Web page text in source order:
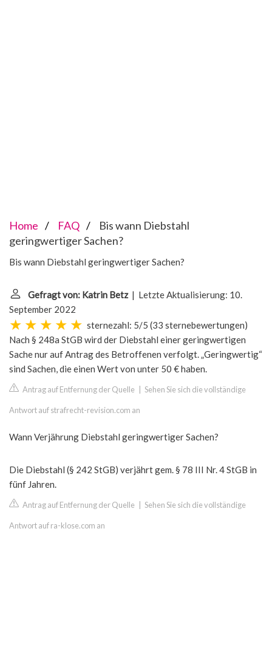
Home FAQ
Bis wann Diebstahl
geringwertiger Sachen?
Bis wann Diebstahl geringwertiger Sachen?
Gefragt von: Katrin Betz| Letzte Aktualisierung: 10.
September 2022
sternezahl: 5/5 (33 sternebewertungen)
Nach § 248a StGB wird der Diebstahl einer geringwertigen
Sache nur auf Antrag des Betroffenen verfolgt. „Geringwertig“
sind Sachen, die einen Wert von unter 50 € haben.
Antrag auf Entfernung der Quelle Sehen Sie sich die vollständige
Antwort auf strafrecht-revision.com an
Wann Verjährung Diebstahl geringwertiger Sachen?
Die Diebstahl (§ 242 StGB) verjährt gem. § 78 III Nr. 4 StGB in
fünf Jahren.
Antrag auf Entfernung der Quelle Sehen Sie sich die vollständige
Antwort auf ra-klose.com an